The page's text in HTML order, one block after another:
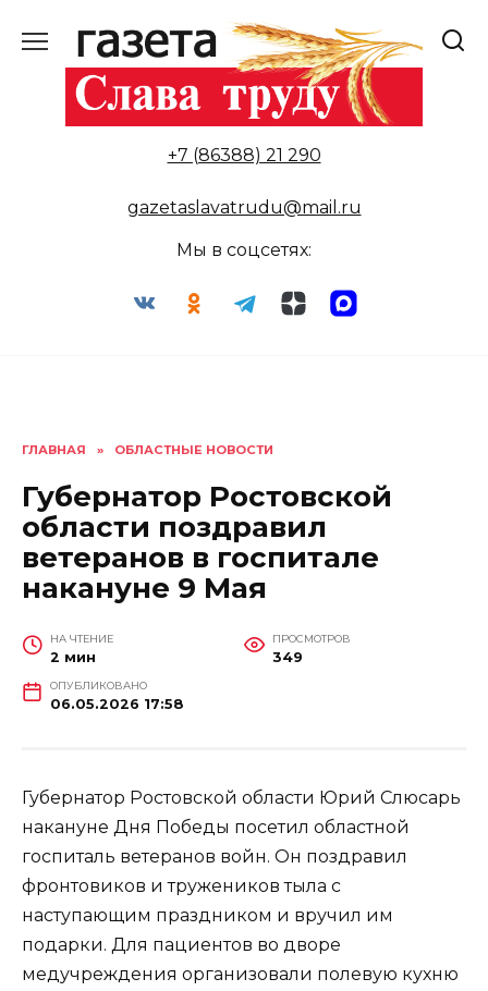
содержанию
+7 (86388) 21 290
gazetaslavatrudu@mail.ru
Мы в соцсетях:
ГЛАВНАЯ » ОБЛАСТНЫЕ НОВОСТИ
Губернатор Ростовской
области поздравил
ветеранов в госпитале
накануне 9 Мая
НА ЧТЕНИЕ
2 мин
ПРОСМОТРОВ
349
ОПУБЛИКОВАНО
06.05.2026 17:58
Губернатор Ростовской области Юрий Слюсарь
накануне Дня Победы посетил областной
госпиталь ветеранов войн. Он поздравил
фронтовиков и тружеников тыла с
наступающим праздником и вручил им
подарки. Для пациентов во дворе
медучреждения организовали полевую кухню